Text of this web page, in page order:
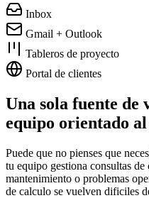
Inbox
Gmail + Outlook
Tableros de proyecto
Portal de clientes
Una sola fuente de
equipo orientado
Puede que no pienses que
tu equipo gestiona consultas
mantenimiento o problemas
de calculo se vuelven dificiles